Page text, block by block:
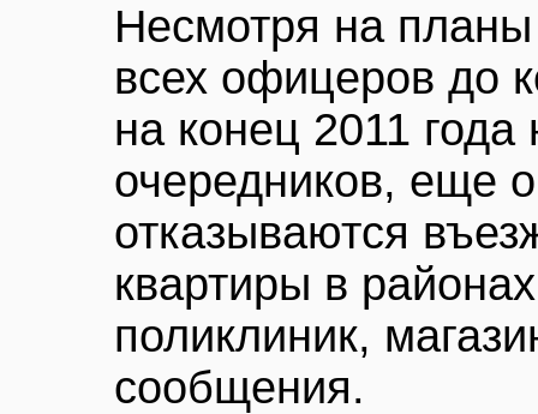
Несмотря на
всех офицеров до
на конец 2011
очередников, еще
отказываются
квартиры в
поликлиник,
сообщения.